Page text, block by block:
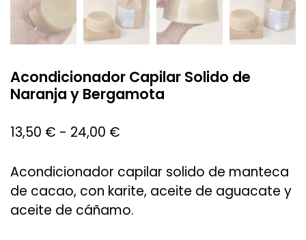
Acondicionador Capilar Solido de
Naranja y Bergamota
13,50 € - 24,00 €
Acondicionador capilar solido de manteca
de cacao, con karite, aceite de aguacate y
aceite de cáñamo.